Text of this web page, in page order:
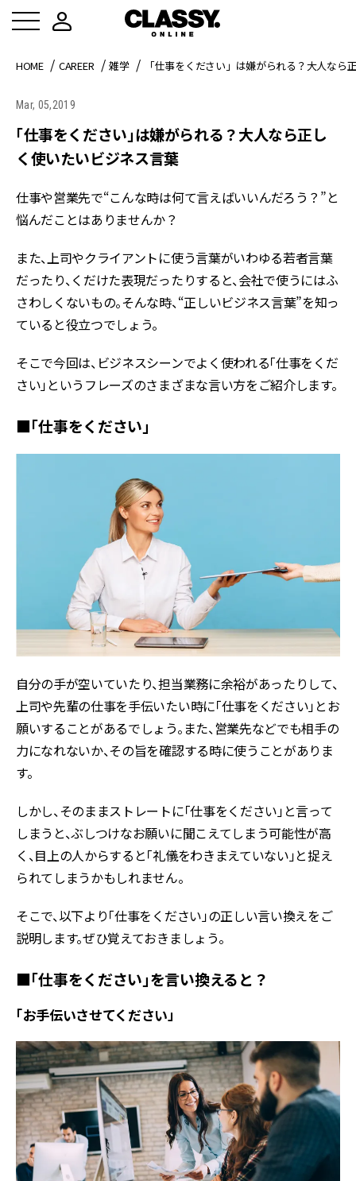
HOME CAREER 雑学 「仕事をください」は嫌がられる？大人なら
Mar, 05,2019
「仕事をください」は嫌がられる？大人なら正し
く使いたいビジネス言葉
仕事や営業先で“こんな時は何て言えばいいんだろう？”と
悩んだことはありませんか？
また、上司やクライアントに使う言葉がいわゆる若者言葉
だったり、くだけた表現だったりすると、会社で使うにはふ
さわしくないもの。そんな時、“正しいビジネス言葉”を知っ
ていると役立つでしょう。
そこで今回は、ビジネスシーンでよく使われる「仕事をくだ
さい」というフレーズのさまざまな言い方をご紹介します。
■「仕事をください」
自分の手が空いていたり、担当業務に余裕があったりして、
上司や先輩の仕事を手伝いたい時に「仕事をください」とお
願いすることがあるでしょう。また、営業先などでも相手の
力になれないか、その旨を確認する時に使うことがありま
す。
しかし、そのままストレートに「仕事をください」と言って
しまうと、ぶしつけなお願いに聞こえてしまう可能性が高
く、目上の人からすると「礼儀をわきまえていない」と捉え
られてしまうかもしれません。
そこで、以下より「仕事をください」の正しい言い換えをご
説明します。ぜひ覚えておきましょう。
■「仕事をください」を言い換えると？
「お手伝いさせてください」